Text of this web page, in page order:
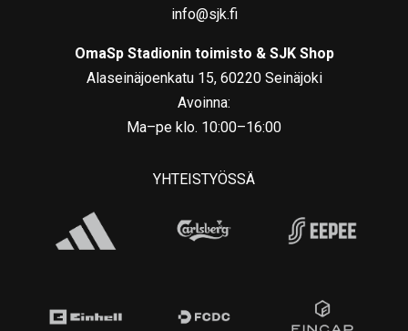
info@sjk.fi
OmaSp Stadionin toimisto & SJK Shop
Alaseinäjoenkatu 15, 60220 Seinäjoki
Avoinna:
Ma–pe klo. 10:00–16:00
YHTEISTYÖSSÄ